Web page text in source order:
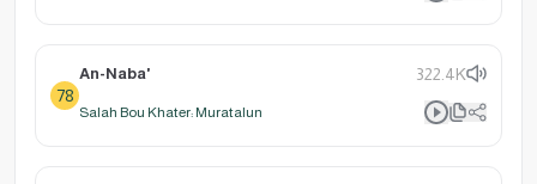
78
An-Naba' 322.4K
Salah Bou Khater: Muratalun